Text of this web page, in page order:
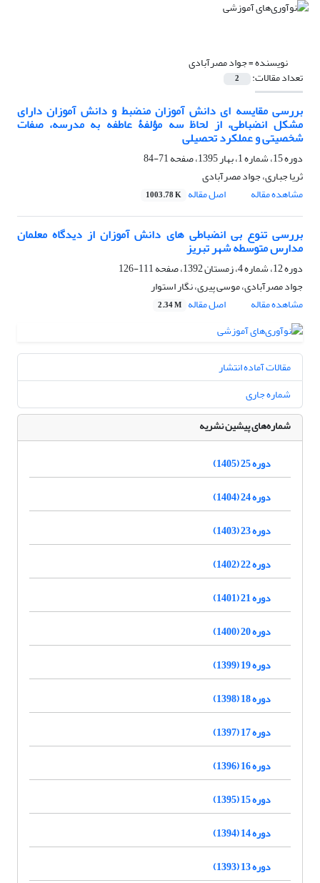
نویسنده =جواد مصرآبادی
تعداد مقالات: 2
بررسی مقایسه ای دانش آموزان منضبط و دانش آموزان دارای
مشکل انضباطی، از لحاظ سه مؤلفۀ عاطفه به مدرسه، صفات
شخصیتی و عملکرد تحصیلی
دوره 15، شماره 1، بهار 1395، صفحه
71-84
ثریا جباری، جواد مصرآبادی
مشاهده مقاله
اصل مقاله 1003.78 K
بررسی تنوع بی انضباطی های دانش آموزان از دیدگاه معلمان
مدارس متوسطه شهر تبریز
دوره 12، شماره 4، زمستان 1392، صفحه
111-126
جواد مصرآبادی، موسی پیری، نگار استوار
مشاهده مقاله
اصل مقاله 2.34 M
مقالات آماده انتشار
شماره جاری
شماره‌های پیشین نشریه
دوره 25 (1405)
دوره 24 (1404)
دوره 23 (1403)
دوره 22 (1402)
دوره 21 (1401)
دوره 20 (1400)
دوره 19 (1399)
دوره 18 (1398)
دوره 17 (1397)
دوره 16 (1396)
دوره 15 (1395)
دوره 14 (1394)
دوره 13 (1393)